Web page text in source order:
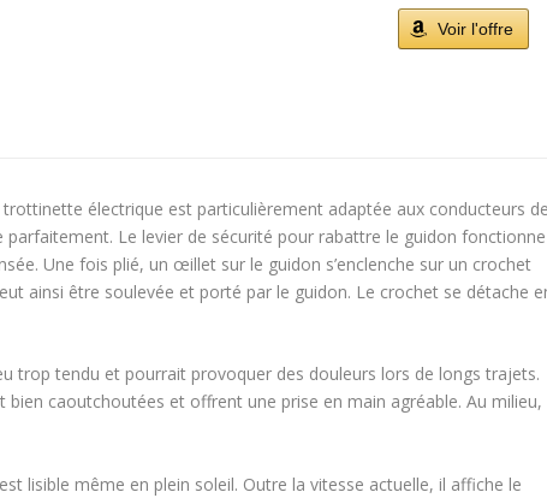
Voir l'offre
électrique est particulièrement adaptée aux conducteurs
Le levier de sécurité pour rabattre le guidon fonctionne
Une fois plié, un œillet sur le guidon s’enclenche sur un crochet
ainsi être soulevée et porté par le guidon. Le crochet se détache
trop tendu et pourrait provoquer des douleurs lors de longs trajets.
caoutchoutées et offrent une prise en main agréable. Au milieu,
lisible même en plein soleil. Outre la vitesse actuelle, il affiche le